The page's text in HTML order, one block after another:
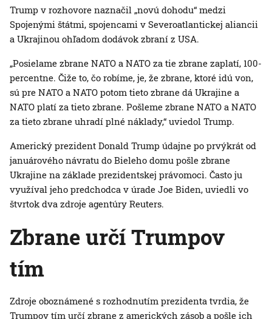
Trump v rozhovore naznačil „novú dohodu“ medzi
Spojenými štátmi, spojencami v Severoatlantickej aliancii
a Ukrajinou ohľadom dodávok zbraní z USA.
„Posielame zbrane NATO a NATO za tie zbrane zaplatí, 100-
percentne. Čiže to, čo robíme, je, že zbrane, ktoré idú von,
sú pre NATO a NATO potom tieto zbrane dá Ukrajine a
NATO platí za tieto zbrane. Pošleme zbrane NATO a NATO
za tieto zbrane uhradí plné náklady,“ uviedol Trump.
Americký prezident Donald Trump údajne po prvýkrát od
januárového návratu do Bieleho domu pošle zbrane
Ukrajine na základe prezidentskej právomoci. Často ju
využíval jeho predchodca v úrade Joe Biden, uviedli vo
štvrtok dva zdroje agentúry Reuters.
Zbrane určí Trumpov
tím
Zdroje oboznámené s rozhodnutím prezidenta tvrdia, že
Trumpov tím určí zbrane z amerických zásob a pošle ich